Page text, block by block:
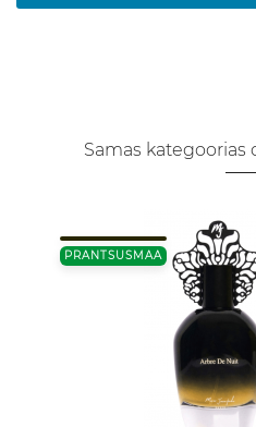
Samas kategoorias
PRANTSUSMAA